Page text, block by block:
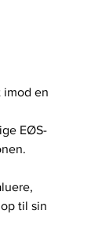
imod en
EØS-
til sin